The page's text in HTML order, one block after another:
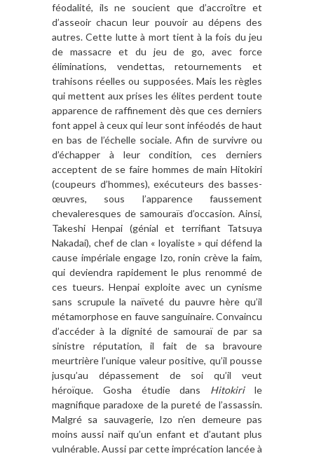
féodalité, ils ne soucient que d’accroître et
d’asseoir chacun leur pouvoir au dépens des
autres. Cette lutte à mort tient à la fois du jeu
de massacre et du jeu de go, avec force
éliminations, vendettas, retournements et
trahisons réelles ou supposées. Mais les règles
qui mettent aux prises les élites perdent toute
apparence de raffinement dès que ces derniers
font appel à ceux qui leur sont inféodés de haut
en bas de l’échelle sociale. Afin de survivre ou
d’échapper à leur condition, ces derniers
acceptent de se faire hommes de main Hitokiri
(coupeurs d’hommes), exécuteurs des basses-
œuvres, sous l’apparence faussement
chevaleresques de samouraïs d’occasion. Ainsi,
Takeshi Henpai (génial et terrifiant Tatsuya
Nakadai), chef de clan « loyaliste » qui défend la
cause impériale engage Izo, ronin crève la faim,
qui deviendra rapidement le plus renommé de
ces tueurs. Henpai exploite avec un cynisme
sans scrupule la naïveté du pauvre hère qu’il
métamorphose en fauve sanguinaire. Convaincu
d’accéder à la dignité de samouraï de par sa
sinistre réputation, il fait de sa bravoure
meurtrière l’unique valeur positive, qu’il pousse
jusqu’au dépassement de soi qu’il veut
héroïque. Gosha étudie dans Hitokirile
magnifique paradoxe de la pureté de l’assassin.
Malgré sa sauvagerie, Izo n’en demeure pas
moins aussi naïf qu’un enfant et d’autant plus
vulnérable. Aussi par cette imprécation lancée à